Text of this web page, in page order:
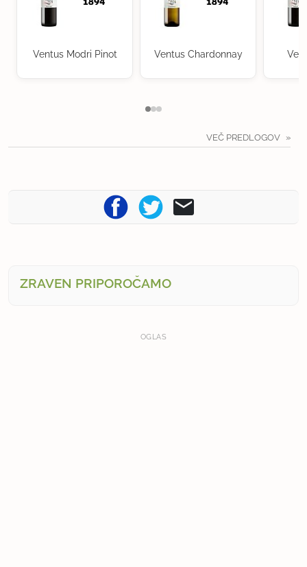
Ventus Modri Pinot Ventus Chardonnay
VEČ PREDLOGOV
ZRAVEN PRIPOROČAMO
OGLAS